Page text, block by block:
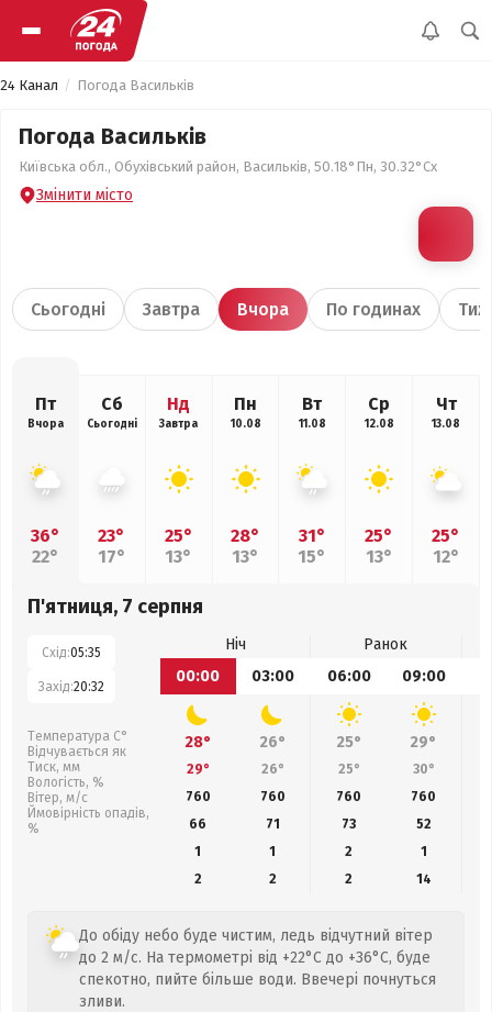
24 Канал Погода Васильків
Погода Васильків
Київська обл., Обухівський район, Васильків, 50.18°Пн, 30.32°Сх
Змінити місто
Сьогодні Завтра Вчора По годинах
Пт
Вчора
36°
22°
Сб
Сьогодні
23°
17°
Нд
Завтра
25°
13°
Пн
10.08
28°
13°
Вт
11.08
31°
15°
Ср
12.08
25°
13°
Чт
13.08
25°
12°
П'ятниця, 7 серпня
Схід:05:35
Захід:20:32
Температура С°
Відчувається як
Тиск, мм
Вологість, %
Вітер, м/с
Ймовірність опадів,
%
Ніч
Ранок
00:00
03:00 06:00 09:00
28° 26° 25° 29°
29° 26° 25° 30°
760
760 760 760
66
71 73 52
1
1 2
1
2
2 2 14
До обіду небо буде чистим, ледь відчутний вітер
до 2 м/с. На термометрі від +22°C до +36°C, буде
спекотно, пийте більше води. Ввечері почнуться
зливи.